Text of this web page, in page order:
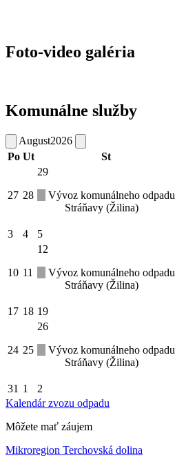
Foto-video galéria
Komunálne služby
August2026
Po Ut St
27 28
29
Vývoz komunálneho odpadu
Stráňavy (Žilina)
3 4 5
10 11
12
Vývoz komunálneho odpadu
Stráňavy (Žilina)
17 18 19
24 25
26
Vývoz komunálneho odpadu
Stráňavy (Žilina)
31 1 2
Kalendár zvozu odpadu
Môžete mať záujem
Mikroregion Terchovská dolina